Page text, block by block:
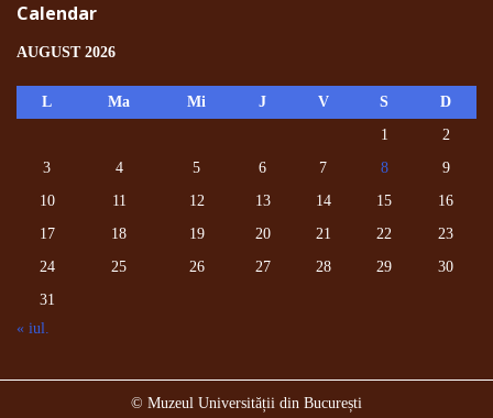
Calendar
AUGUST 2026
L Ma Mi J V S
D
1
2
3
4 5 6 7 8
9
10
11 12 13 14 15
16
17
18 19 20 21 22
23
24
25 26 27 28 29
30
31
« iul.
© Muzeul Universității din București